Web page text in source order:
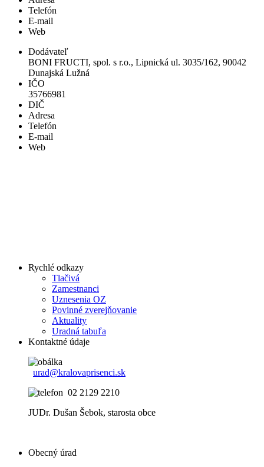
Telefón
E-mail
Web
Dodávateľ
BONI FRUCTI, spol. s r.o., Lipnická ul. 3035/162, 90042
Dunajská Lužná
IČO
35766981
DIČ
Adresa
Telefón
E-mail
Web
Rychlé odkazy
Tlačivá
Zamestnanci
Uznesenia OZ
Povinné zverejňovanie
Aktuality
Uradná tabuľa
Kontaktné údaje
urad@kralovaprisenci.sk
02 2129 2210
JUDr. Dušan Šebok, starosta obce
Obecný úrad